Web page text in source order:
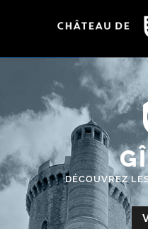
DÉCOUVREZ